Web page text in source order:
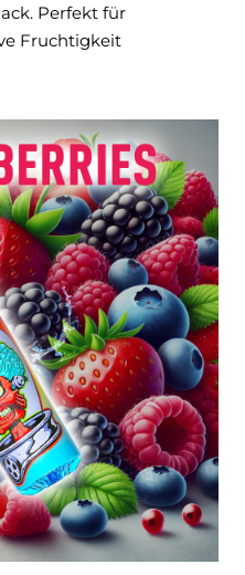
Perfekt für
Fruchtigkeit